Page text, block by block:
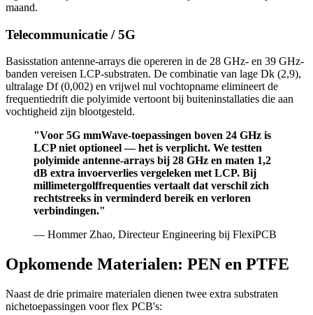
maand.
Telecommunicatie / 5G
Basisstation antenne-arrays die opereren in de 28 GHz- en 39 GHz-
banden vereisen LCP-substraten. De combinatie van lage Dk (2,9),
ultralage Df (0,002) en vrijwel nul vochtopname elimineert de
frequentiedrift die polyimide vertoont bij buiteninstallaties die aan
vochtigheid zijn blootgesteld.
"Voor 5G mmWave-toepassingen boven 24 GHz is
LCP niet optioneel — het is verplicht. We testten
polyimide antenne-arrays bij 28 GHz en maten 1,2
dB extra invoerverlies vergeleken met LCP. Bij
millimetergolffrequenties vertaalt dat verschil zich
rechtstreeks in verminderd bereik en verloren
verbindingen."
— Hommer Zhao, Directeur Engineering bij FlexiPCB
Opkomende Materialen: PEN en PTFE
Naast de drie primaire materialen dienen twee extra substraten
nichetoepassingen voor flex PCB's: